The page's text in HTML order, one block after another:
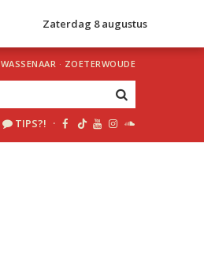
Zaterdag 8 augustus
WASSENAAR · ZOETERWOUDE
TIPS?! ·